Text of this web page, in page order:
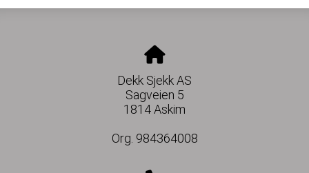
Dekk Sjekk AS
Sagveien 5
1814 Askim
Org. 984364008